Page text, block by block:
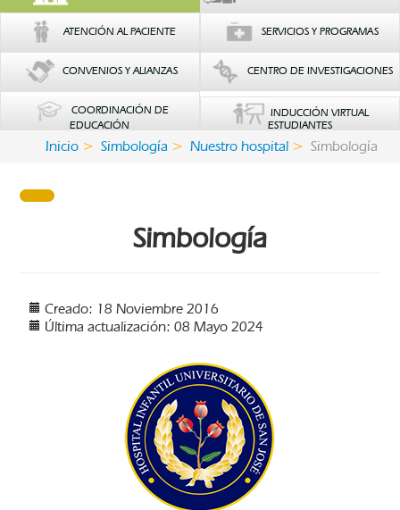
ATENCIÓN AL PACIENTE SERVICIOS Y PROGRAMAS
CONVENIOS Y ALIANZAS CENTRO DE INVESTIGACIONES
COORDINACIÓN DE
EDUCACIÓN
INDUCCIÓN VIRTUAL
ESTUDIANTES
Inicio Simbología Nuestro hospital Simbología
Simbología
Creado: 18 Noviembre 2016
Última actualización: 08 Mayo 2024